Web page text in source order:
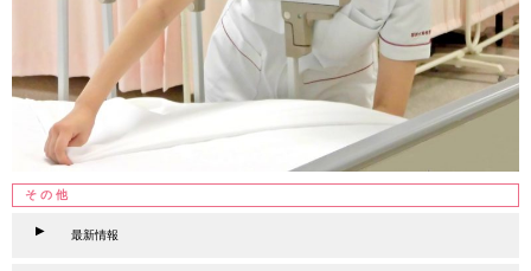
その他
最新情報